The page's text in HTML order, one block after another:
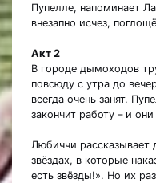
Пупелле, напоминает
внезапно исчез,
Акт 2
В городе дымоходов
повсюду с утра до
всегда очень занят.
закончит работу – и
Любиччи рассказывает
звёздах, в которые
есть звёзды!». Но их